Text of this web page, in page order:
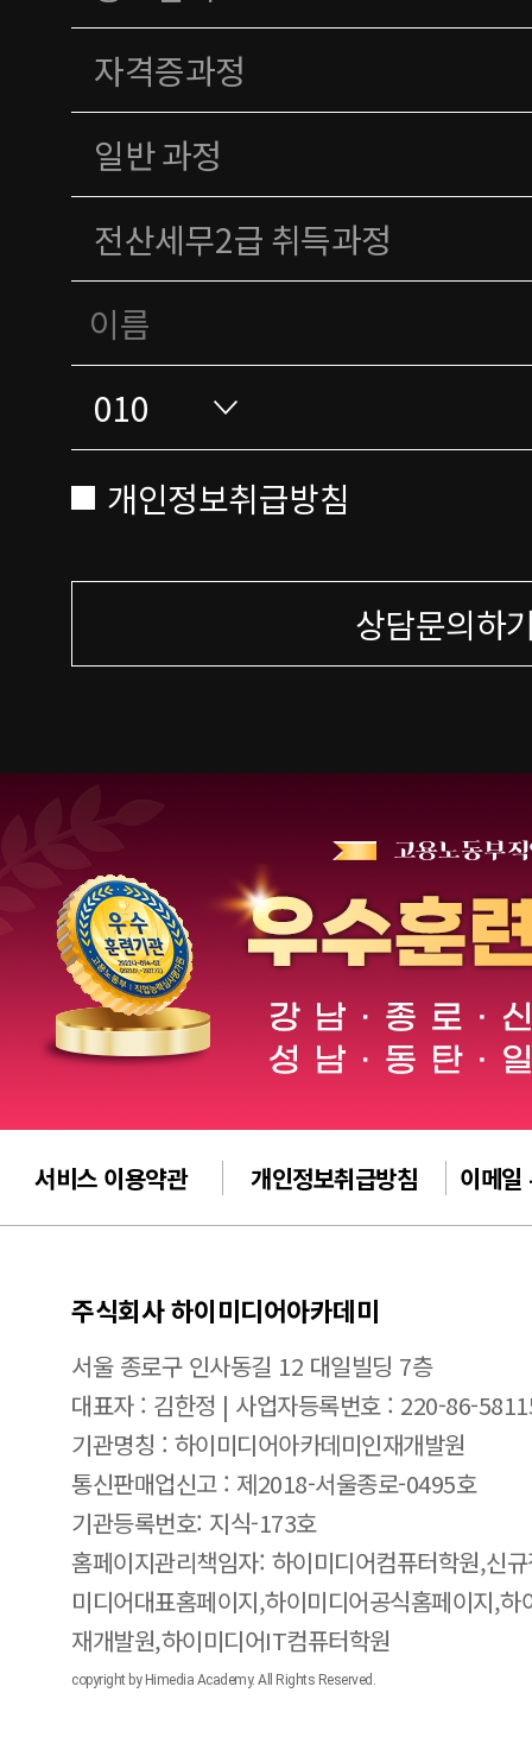
개인정보취급방침
상담문의하
서비스 이용약관 개인정보취급방침 이메일
주식회사 하이미디어아카데미
서울 종로구 인사동길 12 대일빌딩 7층
대표자 : 김한정 | 사업자등록번호 : 220-86-
기관명칭 : 하이미디어아카데미인재개발원
통신판매업신고 : 제2018-서울종로-0495호
기관등록번호: 지식-173호
홈페이지관리책임자: 하이미디어컴퓨터학원,신
미디어대표홈페이지,하이미디어공식홈페이지,
재개발원,하이미디어IT컴퓨터학원
copyright by Himedia Academy. All Rights Reserved.